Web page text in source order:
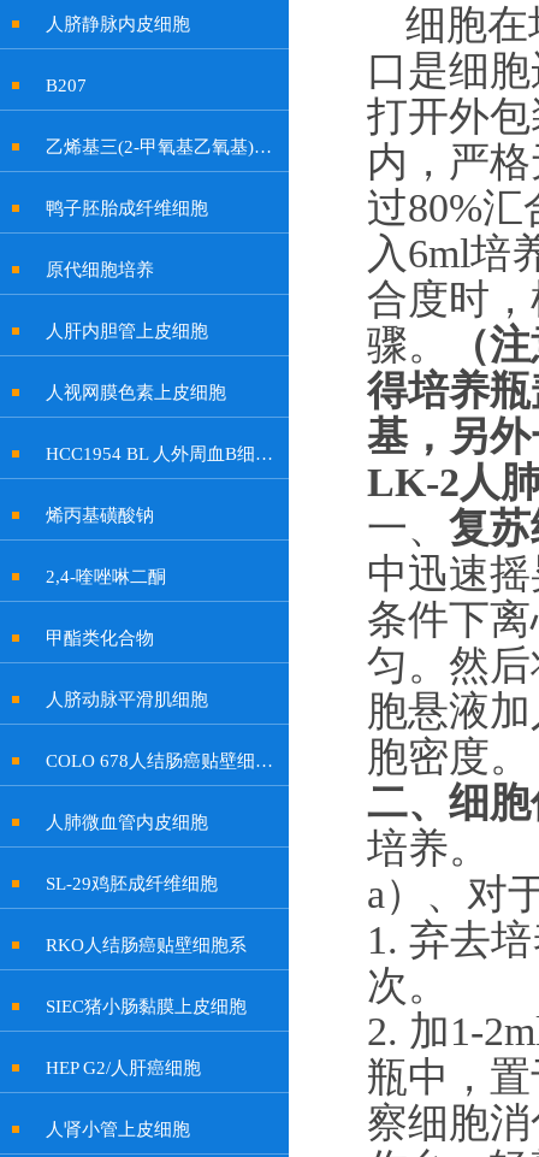
人脐静脉内皮细胞
B207
乙烯基三(2-甲氧基乙氧基)硅烷
鸭子胚胎成纤维细胞
原代细胞培养
人肝内胆管上皮细胞
人视网膜色素上皮细胞
HCC1954 BL 人外周血B细胞系
烯丙基磺酸钠
2,4-喹唑啉二酮
甲酯类化合物
人脐动脉平滑肌细胞
COLO 678人结肠癌贴壁细胞系
人肺微血管内皮细胞
SL-29鸡胚成纤维细胞
RKO人结肠癌贴壁细胞系
SIEC猪小肠黏膜上皮细胞
HEP G2/人肝癌细胞
人肾小管上皮细胞
细胞
口是细
打开外
内，严
过80%
入6ml培
合度时
骤。
（
得培养
基，另
LK-2人
一、 复
中迅速
条件下
匀。然
胞悬液
胞密度。
二、 细
培养。
a） 、对
1. 弃去
次。
2. 加1-
瓶中，
察细胞